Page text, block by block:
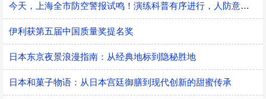
今天，上海全市防空警报试鸣！演练科普有序进行，人防意识“声入人心”
伊利获第五届中国质量奖提名奖
日本东京夜景浪漫指南：从经典地标到隐秘胜地
日本和菓子物语：从日本宫廷御膳到现代创新的甜蜜传承